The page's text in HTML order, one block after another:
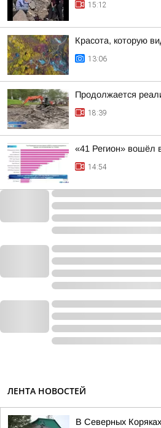
15:12
Красота, которую
13:06
Продолжается
18:39
«41 Регион» вошёл
14:54
ЛЕНТА НОВОСТЕЙ
В Северных